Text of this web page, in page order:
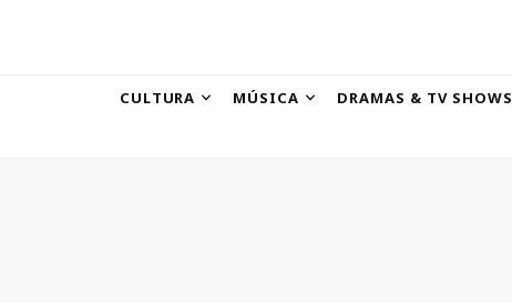
CULTURA MÚSICA DRAMAS & TV SHOWS